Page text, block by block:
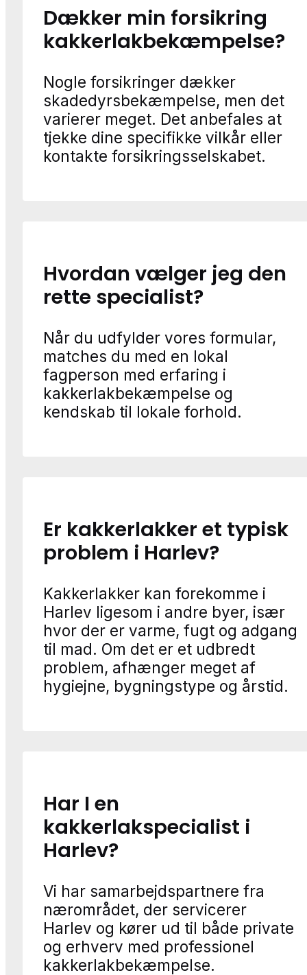
Dækker min forsikring
kakkerlakbekæmpelse?
Nogle forsikringer dækker
skadedyrsbekæmpelse, men det
varierer meget. Det anbefales at
tjekke dine specifikke vilkår eller
kontakte forsikringsselskabet.
Hvordan vælger jeg den
rette specialist?
Når du udfylder vores formular,
matches du med en lokal
fagperson med erfaring i
kakkerlakbekæmpelse og
kendskab til lokale forhold.
Er kakkerlakker et typisk
problem i Harlev?
Kakkerlakker kan forekomme i
Harlev ligesom i andre byer, især
hvor der er varme, fugt og adgang
til mad. Om det er et udbredt
problem, afhænger meget af
hygiejne, bygningstype og årstid.
Har I en
kakkerlakspecialist i
Harlev?
Vi har samarbejdspartnere fra
nærområdet, der servicerer
Harlev og kører ud til både private
og erhverv med professionel
kakkerlakbekæmpelse.